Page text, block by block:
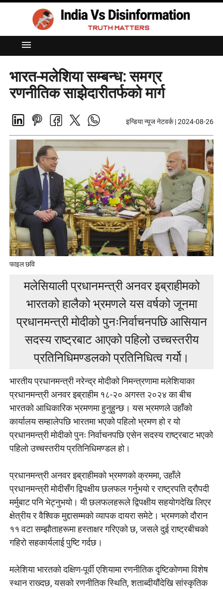
menu
भारत-मलेशिया सम्बन्ध: समग्र
रणनीतिक साझेदारीतर्फको मार्ग
इन्डिया न्यूज नेटवर्क|2024-08-26
फाइल छवि
मलेसियाली प्रधानमन्त्री अनवर इब्राहीमको
भारतको हालैको भ्रमणले यस वर्षको जूनमा
प्रधानमन्त्री मोदीको पुनःनिर्वाचनपछि आसियान
सदस्य राष्ट्रबाट आएको पहिलो उच्चस्तरीय
प्रतिनिधिमण्डलको प्रतिनिधित्व गर्यो।
भारतीय प्रधानमन्त्री नरेन्द्र मोदीको निमन्त्रणामा मलेशियाका
प्रधानमन्त्री अनवर इब्राहीम १८-२० अगस्त २०२४ का बीच
भारतको आधिकारिक भ्रमणमा हुनुहुन्छ। यस भ्रमणले उहाँको
कार्यालय सम्हालेपछि भारतमा भएको पहिलो भ्रमण हो र यो
प्रधानमन्त्री मोदीको पुनः निर्वाचनपछि एसेन सदस्य राष्ट्रबाट भएको
पहिलो उच्चस्तरीय प्रतिनिधिमण्डल हो।
प्रधानमन्त्री अनवर इब्राहीमको भ्रमणको क्रममा, उहाँले
प्रधानमन्त्री मोदीसँग द्विपक्षीय छलफल गर्नुभयो र राष्ट्रपति द्रौपदी
मर्मुबाट पनि भेट्नुभयो। यी छलफलहरूले द्विपक्षीय सहयोगदेखि लिएर
क्षेत्रीय र वैश्विक मुद्दासम्मको व्यापक दायरा समेटे। भ्रमणको दौरान
११ वटा सम्झौताहरूमा हस्ताक्षर गरिएको छ, जसले दुई राष्ट्रबीचको
गहिरो सहकार्यलाई पुष्टि गर्दछ।
मलेशिया भारतको दक्षिण-पूर्वी एशियामा रणनीतिक दृष्टिकोणमा विशेष
स्थान राख्दछ, यसको रणनीतिक स्थिति, शताब्दीयौंदेखि सांस्कृतिक